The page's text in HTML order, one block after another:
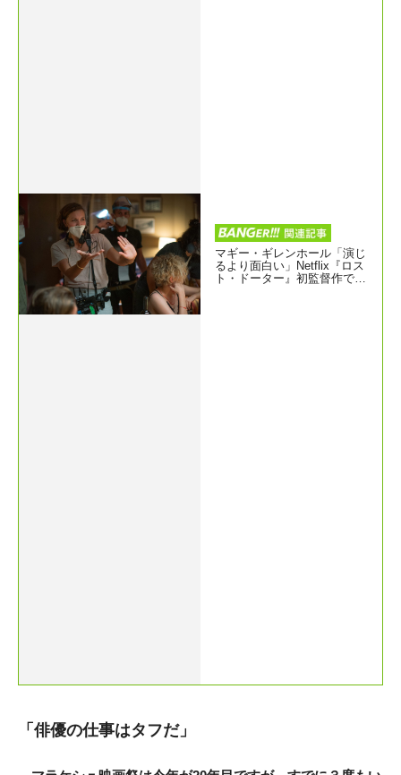
マギー・ギレンホール「演じ
るより面白い」Netflix『ロス
ト・ドーター』初監督作でア
「俳優の仕事はタフだ」